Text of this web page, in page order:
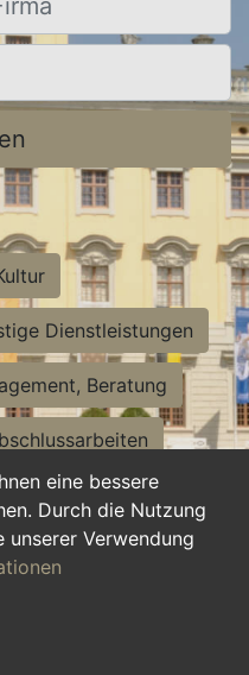
eine bessere
Durch die Nutzung
unserer Verwendung
Dienstleistungen
Beratung
Sekretariat
Ausbildung